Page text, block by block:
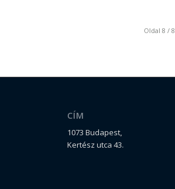
Oldal 8 / 8
CÍM
1073 Budapest,
Kertész utca 43.